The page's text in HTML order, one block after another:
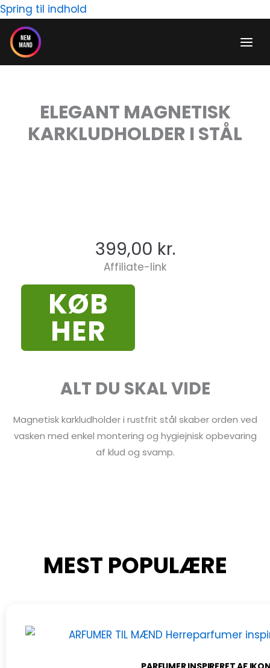
Spring til indhold
ELEGANT MAGNETISK
KARKLUDHOLDER I STÅL
399,00 kr.
Affiliate-link
KØB
HER
ALT DU SKAL VIDE
Magnetisk karkludholder i rustfrit stål skaber orden ved
vasken med enkel montering og hygiejnisk opbevaring
af klud og svamp.
MEST POPULÆRE